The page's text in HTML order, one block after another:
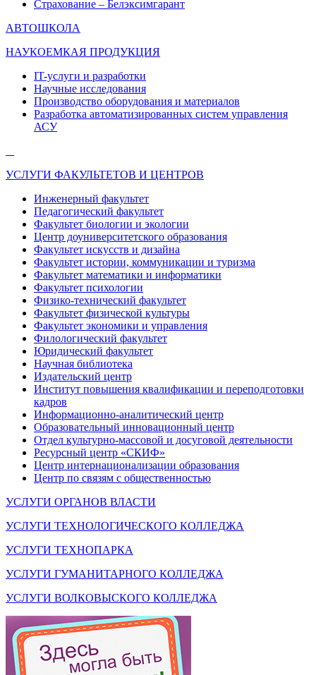
Страхование – Белэксимгарант
АВТОШКОЛА
НАУКОЕМКАЯ ПРОДУКЦИЯ
IT-услуги и разработки
Научные исследования
Производство оборудования и материалов
Разработка автоматизированных систем управления
АСУ
УСЛУГИ ФАКУЛЬТЕТОВ И ЦЕНТРОВ
Инженерный факультет
Педагогический факультет
Факультет биологии и экологии
Центр доуниверситетского образования
Факультет искусств и дизайна
Факультет истории, коммуникации и туризма
Факультет математики и информатики
Факультет психологии
Физико-технический факультет
Факультет физической культуры
Факультет экономики и управления
Филологический факультет
Юридический факультет
Научная библиотека
Издательский центр
Институт повышения квалификации и переподготовки
кадров
Информационно-аналитический центр
Образовательный инновационный центр
Отдел культурно-массовой и досуговой деятельности
Ресурсный центр «СКИФ»
Центр интернационализации образования
Центр по связям с общественностью
УСЛУГИ ОРГАНОВ ВЛАСТИ
УСЛУГИ ТЕХНОЛОГИЧЕСКОГО КОЛЛЕДЖА
УСЛУГИ ТЕХНОПАРКА
УСЛУГИ ГУМАНИТАРНОГО КОЛЛЕДЖА
УСЛУГИ ВОЛКОВЫСКОГО КОЛЛЕДЖА